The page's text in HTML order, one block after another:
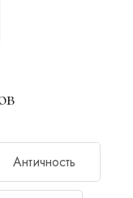
Античность